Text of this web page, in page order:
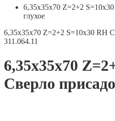
6,35x35x70 Z=2+2
глухое
6,35x35x70 Z=2+2 S=10x30 RH
311.064.11
6,35x35x70
Сверло